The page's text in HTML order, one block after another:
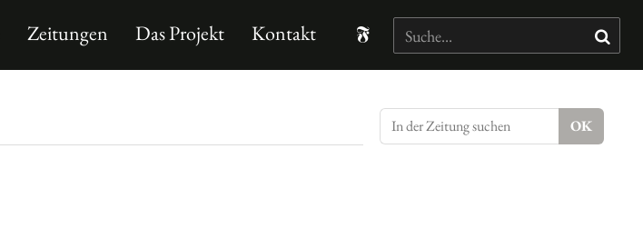
Zeitungen Das Projekt Kontakt